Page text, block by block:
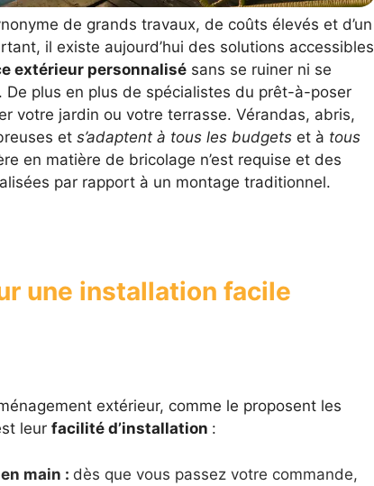
de grands travaux, de coûts élevés et d’un
il existe aujourd’hui des solutions accessibles
extérieur personnalisésans se ruiner ni se
plus en plus de spécialistes du prêt-à-poser
votre jardin ou votre terrasse. Vérandas, abris,
et s’adaptent à tous les budgetset à tous
en matière de bricolage n’est requise et des
par rapport à un montage traditionnel.
une installation facile
extérieur, comme le proposent les
leur facilité d’installation :
main : dès que vous passez votre commande,